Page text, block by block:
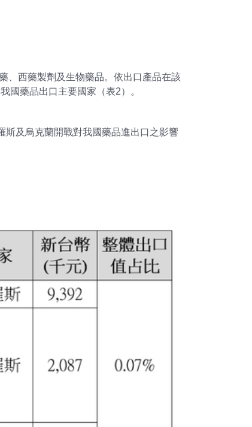
、西藥製劑及生物藥品。依出口產品在該
國藥品出口主要國家（表2）。
斯及烏克蘭開戰對我國藥品進出口之影響